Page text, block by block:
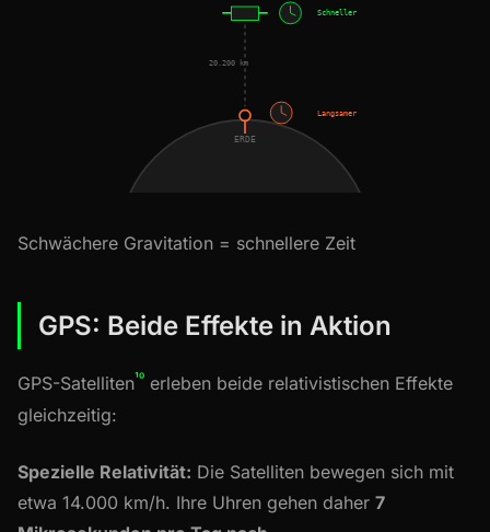
ERDE
Langsamer
Schneller
20.200 km
Schwächere Gravitation = schnellere Zeit
GPS: Beide Effekte in Aktion
GPS-Satelliten¹⁰ erleben beide relativistischen Effekte
gleichzeitig:
Spezielle Relativität: Die Satelliten bewegen sich mit
etwa 14.000 km/h. Ihre Uhren gehen daher 7